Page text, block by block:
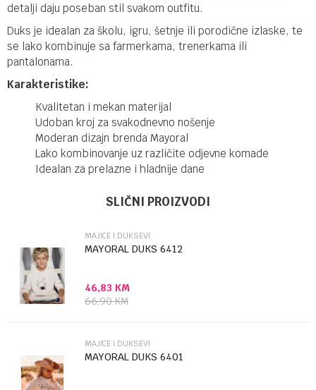
detalji daju poseban stil svakom outfitu.
Duks je idealan za školu, igru, šetnje ili porodične izlaske, te
se lako kombinuje sa farmerkama, trenerkama ili
pantalonama.
Karakteristike:
Kvalitetan i mekan materijal
Udoban kroj za svakodnevno nošenje
Moderan dizajn brenda Mayoral
Lako kombinovanje uz različite odjevne komade
Idealan za prelazne i hladnije dane
Majice i duksevi
Poruka
SLIČNI PROIZVODI
MAJICE I DUKSEVI
MAYORAL DUKS 6412
46,83 KM
66,90KM
MAJICE I DUKSEVI
MAYORAL DUKS 6401